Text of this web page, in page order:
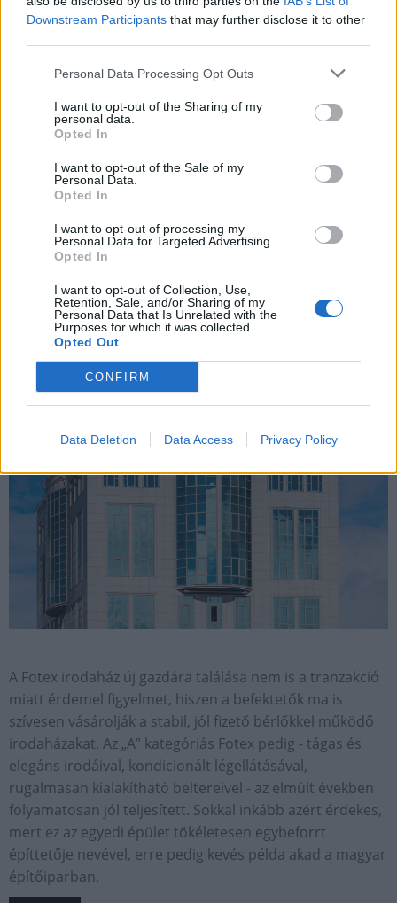
Downstream Participants that may further disclose it to other
Personal Data Processing Opt Outs
I want to opt-out of the Sharing of my
personal data.
Opted In
I want to opt-out of the Sale of my
Personal Data.
Opted In
I want to opt-out of processing my
Personal Data for Targeted Advertising.
Opted In
I want to opt-out of Collection, Use,
Retention, Sale, and/or Sharing of my
Personal Data that Is Unrelated with the
Purposes for which it was collected.
Opted Out
CONFIRM
Data Deletion Data Access Privacy Policy
Ám ha valami ilyen gigantikus, ötlettel és fejlesztéssel
teli, azért jár az elismerés. Dr. Czeglédi Ottó kissé
érzékenyen beszélt erről.
„Később az egyetemen megtudtam, hogy
szóba került, hogy felterjesztenek az
akkoriban egyedi homlokzati megjelenés
és a gépészeti rendszerek nélküli tető
szerelőszint tervezése) miatt Ybl-díjra, de a
szakma egy része a tetőráépítés homlokzati
kialakítását (zikkurat jellegű homlokzat
miatt) nem javasolta.”
A Fotex irodaház új gazdára találása nem is a tranzakció
miatt érdemel figyelmet, hiszen a befektetők ma is
szívesen vásárolják a stabil, jól fizető bérlőkkel működő
irodaházakat. Az „A” kategóriás Fotex pedig - tágas és
elegáns irodáival, kondicionált légellátásával,
rugalmasan kialakítható beltereivel - az elmúlt években
folyamatosan jól teljesített. Sokkal inkább azért érdekes,
mert ez az egyedi épület tökéletesen egybeforrt
építtetője nevével, erre pedig kevés példa akad a magyar
építőiparban.